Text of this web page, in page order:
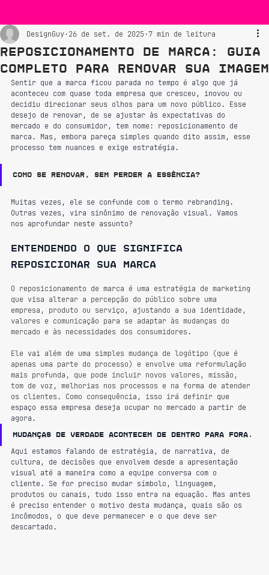
Reposicionamento de Marca: Guia
Completo para Renovar Sua Imagem
DesignGuy 26 de set. de 2025 7 min de leitura
Sentir que a marca ficou parada no tempo é algo que já
aconteceu com quase toda empresa que cresceu, inovou ou
decidiu direcionar seus olhos para um novo público. Esse
desejo de renovar, de se ajustar às expectativas do
mercado e do consumidor, tem nome: reposicionamento de
marca. Mas, embora pareça simples quando dito assim, esse
processo tem nuances e exige estratégia.
Como se renovar, sem perder a essência?
Muitas vezes, ele se confunde com o termo rebranding.
Outras vezes, vira sinônimo de renovação visual. Vamos
nos aprofundar neste assunto?
Entendendo o que significa
reposicionar sua marca
O reposicionamento de marca é uma estratégia de marketing
que visa alterar a percepção do público sobre uma
empresa, produto ou serviço, ajustando a sua identidade,
valores e comunicação para se adaptar às mudanças do
mercado e às necessidades dos consumidores.
Ele vai além de uma simples mudança de logótipo (que é
apenas uma parte do processo) e envolve uma reformulação
mais profunda, que pode incluir novos valores, missão,
tom de voz, melhorias nos processos e na forma de atender
os clientes. Como consequência, isso irá definir que
espaço essa empresa deseja ocupar no mercado a partir de
agora.
Mudanças de verdade acontecem de dentro para fora.
Aqui estamos falando de estratégia, de narrativa, de
cultura, de decisões que envolvem desde a apresentação
visual até a maneira como a equipe conversa com o
cliente. Se for preciso mudar símbolo, linguagem,
produtos ou canais, tudo isso entra na equação. Mas antes
é preciso entender o motivo desta mudança, quais são os
incômodos, o que deve permanecer e o que deve ser
descartado.